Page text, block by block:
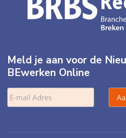
Meld je aan voor de
BEwerken Online